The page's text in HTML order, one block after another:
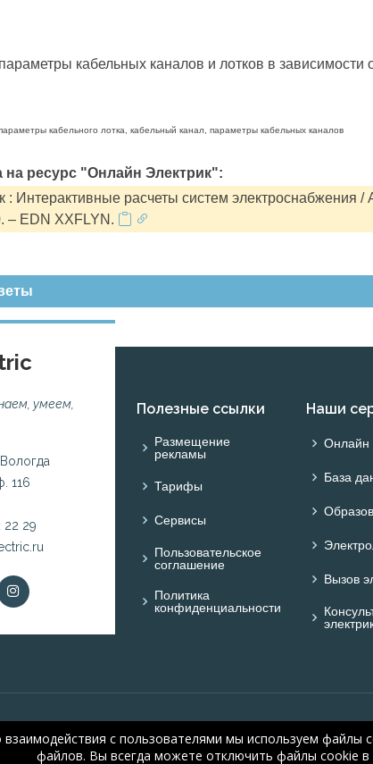
кабельных каналов и лотков в зависимости
кабельного лотка, кабельный канал, параметры кабельных каналов
ресурс "Онлайн Электрик":
: Интерактивные расчеты систем электроснабжения
– EDN XXFLYN.
умеем,
116
22 29
Полезные ссылки
Размещение
рекламы
Тарифы
Сервисы
Пользовательское
соглашение
Политика
конфиденциальности
Наши
Онлайн
База
Вызов
с пользователями мы используем
файлов. Вы всегда можете отключить файлы cookie в